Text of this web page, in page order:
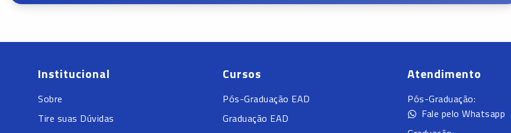
Institucional
Sobre
Tire suas Dúvidas
Cursos
Pós-Graduação EAD
Graduação EAD
Atendimento
Pós-Graduação:
Fale pelo Whatsapp